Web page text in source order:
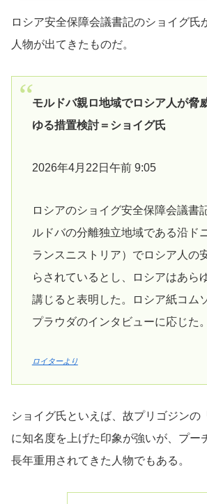
ロシア安全保障会議書記のショイグ氏
人物が出てきたものだ。
モルドバ親ロ地域でロシア人が脅
ゆる措置検討＝ショイグ氏
2026年4月22日午前 9:05
ロシアのショイグ安全保障会議書
ルドバの分離独立地域である沿ド
ランスニストリア）でロシア人の
らされているとし、ロシアはあら
講じると表明した。ロシア紙コム
プラウダのインタビューに応じた。
ロイターより
ショイグ氏といえば、故プリゴジンの
に知名度を上げた印象が強いが、プー
長年重用されてきた人物でもある。